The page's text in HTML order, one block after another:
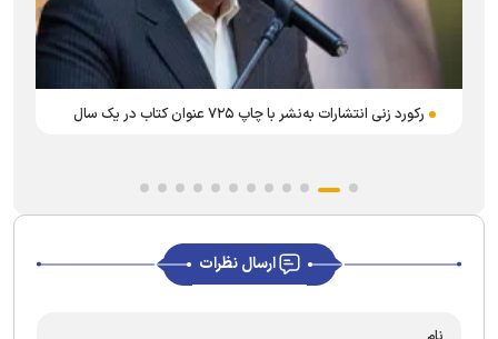
رکورد زنی انتشارات به‌نشر با چاپ ۷۲۵ عنوان کتاب در یک سال
ارسال نظرات